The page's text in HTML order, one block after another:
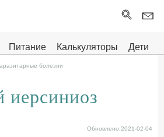
Питание Калькуляторы
Дети
на отлично
болезни
Обновлено:2021-02-04